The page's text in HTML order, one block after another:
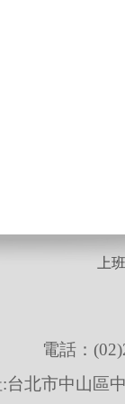
上
電話：
台北市中山區